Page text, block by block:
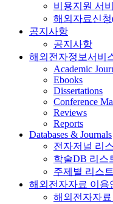
비용지원 서
해외자료신
공지사항
공지사항
해외전자정보서비
Academic
Ebooks
Dissertations
Conference
Reviews
Reports
Databases & Journals
전자저널 리
학술DB 리스
주제별 리스트
해외전자자료 이용
해외전자자